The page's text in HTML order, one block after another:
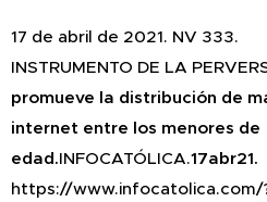
17 de abril de 2021. NV 333.
INSTRUMENTO DE LA
promueve la distribución de
internet entre los menores de
edad.INFOCATÓLICA.17abr21.
https://